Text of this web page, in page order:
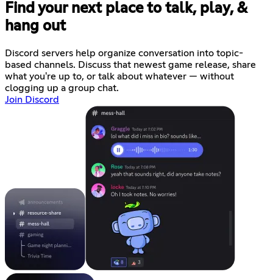
Find your next place to talk, play, &
hang out
Discord servers help organize conversation into topic-
based channels. Discuss that newest game release, share
what you're up to, or talk about whatever — without
clogging up a group chat.
Join Discord